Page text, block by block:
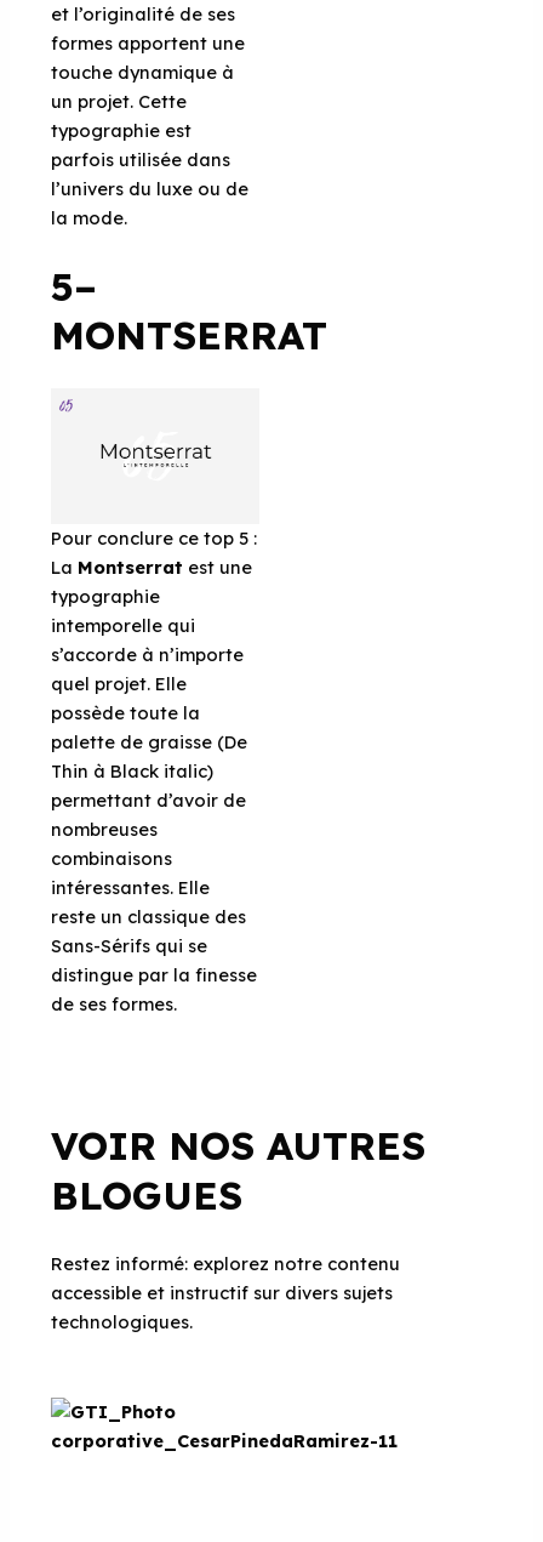
et l’originalité de ses
formes apportent une
touche dynamique à
un projet. Cette
typographie est
parfois utilisée dans
l’univers du luxe ou de
la mode.
5–
MONTSERRAT
Pour conclure ce top 5 :
La Montserrat est une
typographie
intemporelle qui
s’accorde à n’importe
quel projet. Elle
possède toute la
palette de graisse (De
Thin à Black italic)
permettant d’avoir de
nombreuses
combinaisons
intéressantes. Elle
reste un classique des
Sans-Sérifs qui se
distingue par la finesse
de ses formes.
VOIR NOS AUTRES
BLOGUES
Restez informé: explorez notre contenu
accessible et instructif sur divers sujets
technologiques.